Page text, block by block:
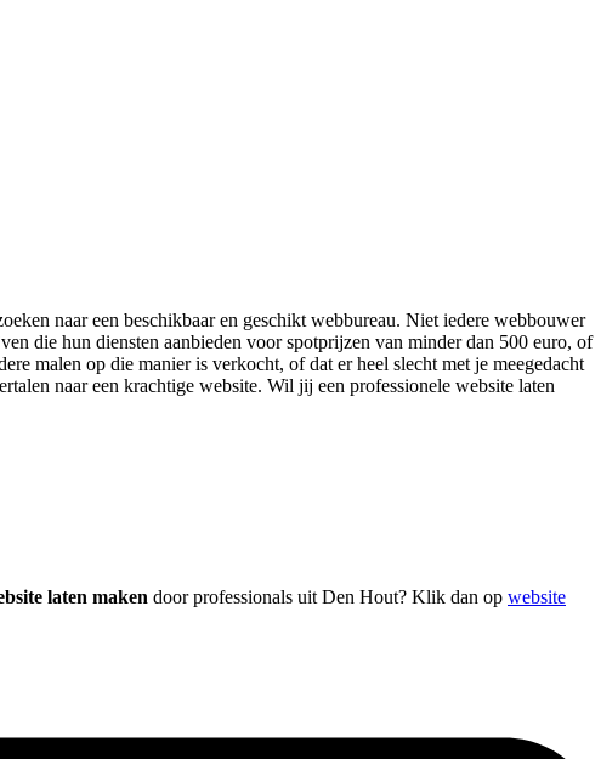
naar een beschikbaar en geschikt webbureau. Niet iedere webbouwer
die hun diensten aanbieden voor spotprijzen van minder dan 500 euro, of
malen op die manier is verkocht, of dat er heel slecht met je meegedacht
naar een krachtige website. Wil jij een professionele website laten
laten maken door professionals uit Den Hout? Klik dan op website